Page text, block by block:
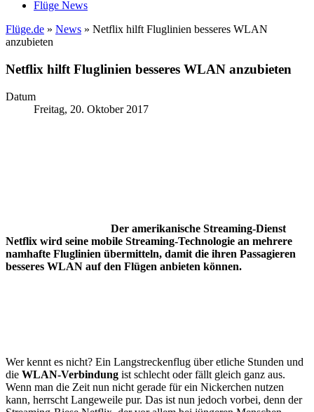
Flüge News
Flüge.de » News » Netflix hilft Fluglinien besseres WLAN
anzubieten
Netflix hilft Fluglinien besseres WLAN anzubieten
Datum
Freitag, 20. Oktober 2017
Der amerikanische Streaming-Dienst
Netflix wird seine mobile Streaming-Technologie an mehrere
namhafte Fluglinien übermitteln, damit die ihren Passagieren
besseres WLAN auf den Flügen anbieten können.
Wer kennt es nicht? Ein Langstreckenflug über etliche Stunden und
die WLAN-Verbindung ist schlecht oder fällt gleich ganz aus.
Wenn man die Zeit nun nicht gerade für ein Nickerchen nutzen
kann, herrscht Langeweile pur. Das ist nun jedoch vorbei, denn der